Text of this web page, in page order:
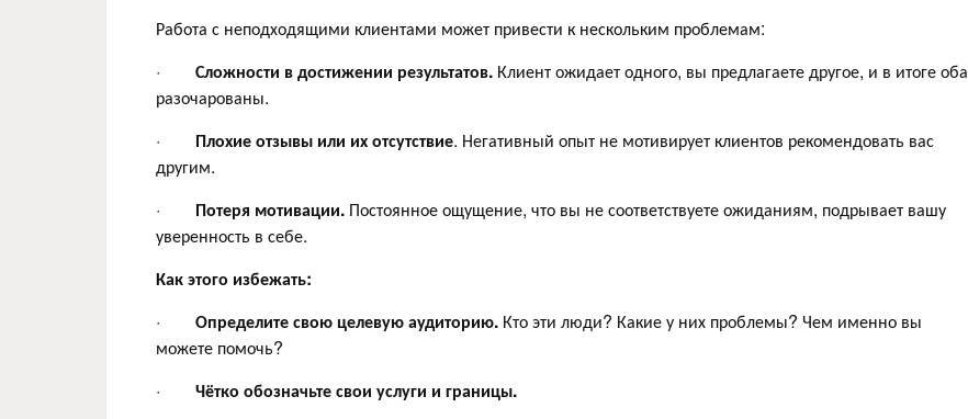
Работа с неподходящими клиентами может привести к нескольким проблемам:
· Сложности в достижении результатов. Клиент ожидает одного, вы предлагаете другое, и в итоге оба
разочарованы.
· Плохие отзывы или их отсутствие. Негативный опыт не мотивирует клиентов рекомендовать вас
другим.
· Потеря мотивации. Постоянное ощущение, что вы не соответствуете ожиданиям, подрывает вашу
уверенность в себе.
Как этого избежать:
·
Определите свою целевую аудиторию. Кто эти люди? Какие у них проблемы? Чем именно вы
можете помочь?
· Чётко обозначьте свои услуги и границы.